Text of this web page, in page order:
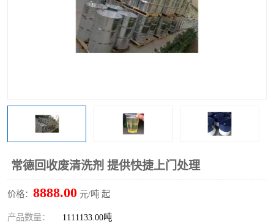
常德回收废清洗剂 提供快捷上门处理
价格： 8888.00 元/吨 起
产品数量： 1111133.00吨